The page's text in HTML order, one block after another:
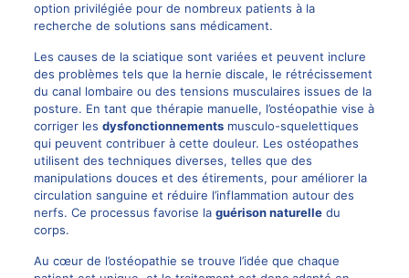
option privilégiée pour de nombreux patients à la
recherche de solutions sans médicament.
Les causes de la sciatique sont variées et peuvent inclure
des problèmes tels que la hernie discale, le rétrécissement
du canal lombaire ou des tensions musculaires issues de la
posture. En tant que thérapie manuelle, l’ostéopathie vise à
corriger les dysfonctionnementsmusculo-squelettiques
qui peuvent contribuer à cette douleur. Les ostéopathes
utilisent des techniques diverses, telles que des
manipulations douces et des étirements, pour améliorer la
circulation sanguine et réduire l’inflammation autour des
nerfs. Ce processus favorise la guérison naturelledu
corps.
Au cœur de l’ostéopathie se trouve l’idée que chaque